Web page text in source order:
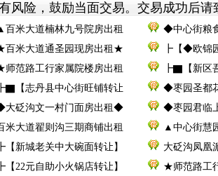
风险，鼓励当面交易。交易成功后请
百米大道楠林九号院房出租 ◆中心街粮
百米大道通圣园现房出租★ ┣【◆欧锦
师范路工行家属院楼房出租 ┣▇【新区
┣▇【志丹县中心街旺铺转让 ◆枣园圣都
大砭沟文一村门面房出租◆ ◆枣园君临
米大道翟则沟三期商铺出租 ▲中心街慧
┣【新城老关中大碗面转让】 大砭沟凤凰
┣【22元自助小火锅店转让】 ★师范路工